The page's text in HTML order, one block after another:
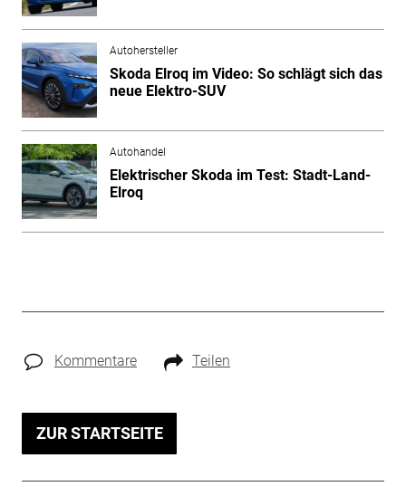
Autohersteller
Skoda Elroq im Video: So schlägt sich das
neue Elektro-SUV
Autohandel
Elektrischer Skoda im Test: Stadt-Land-
Elroq
Kommentare Teilen
ZUR STARTSEITE